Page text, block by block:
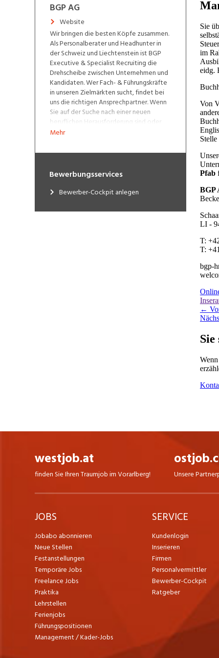
BGP AG
Website
Wir bringen die besten Köpfe zusammen.
Als Personalberater und Headhunter in
der Schweiz und Liechtenstein ist BGP
Executive & Specialist Recruiting die
Drehscheibe zwischen Unternehmen und
Kandidaten. Wer Fach- & Führungskräfte
in unseren Zielmärkten sucht, findet bei
uns die richtigen Ansprechpartner. Wenn
Sie auf der Suche nach einer neuen
beruflichen Herausforderung sind oder
Sie sich weiterentwickeln möchten,
Neuorientierung und Laufbahnplanung.
Eine hohe Qualität im gesamten
Rekrutierungsprozess sowie eine
erfolgreiche und nachhaltige Einbindung
neuen Arbeitsplatz ist unser Ziel. Den nur
Mehr
Bewerbungsservices
Bewerber-Cockpit anlegen
westjob.at
finden Sie Ihren Traumjob im Vorarlberg! Unsere
JOBS
Jobabo abonnieren
Neue Stellen
Festanstellungen
Temporäre Jobs
Freelance Jobs
Praktika
Lehrstellen
Ferienjobs
Führungspositionen
Management / Kader-Jobs
SERVICE
Kundenlogin
Inserieren
Firmen
Personalvermittler
Bewerber-Cockpit
Ratgeber